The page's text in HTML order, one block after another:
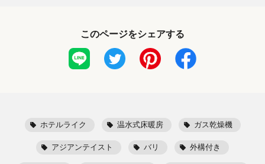
このページをシェアする
ホテルライク 温水式床暖房 ガス乾燥機
アジアンテイスト バリ 外構付き